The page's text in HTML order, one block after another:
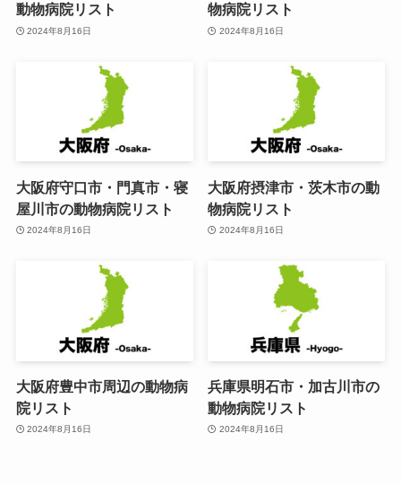
動物病院リスト
2024年8月16日
物病院リスト
2024年8月16日
大阪府守口市・門真市・寝
屋川市の動物病院リスト
2024年8月16日
大阪府摂津市・茨木市の動
物病院リスト
2024年8月16日
大阪府豊中市周辺の動物病
院リスト
2024年8月16日
兵庫県明石市・加古川市の
動物病院リスト
2024年8月16日